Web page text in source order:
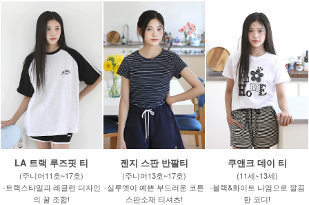
LA 트랙 루즈핏 티
(주니어11호~17호)
-트랙스타일과 레글런 디자인
의 꿀 조합!
젠지 스판 반팔티
(주니어13호~17호)
-실루엣이 예쁜 부드러운 코튼
스판소재 티셔츠!
쿠앤크 데이 티
(11세~13세)
-블랙&화이트 나염으로 깔끔
한 코디!